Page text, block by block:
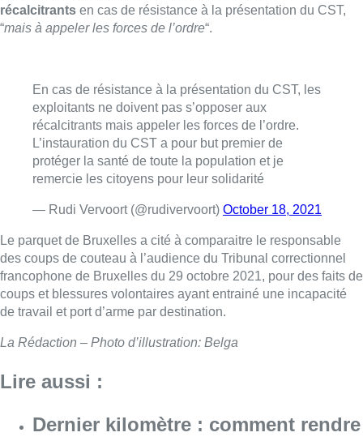
Le parquet de Bruxelles a cité à comparaitre le responsable
de travail et port d’arme par destination.
La Rédaction – Photo d’illustration: Belga
Lire aussi :
Dernier kilomètre : comment rendre
les livraisons plus durables en
ville?